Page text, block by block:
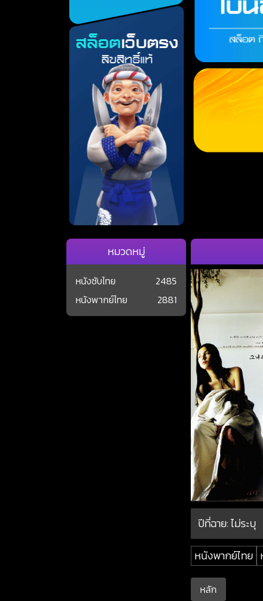
ปีที่ฉาย:ไม่ระบุ
หนังพากย์ไทย
หลัก
หมวดหมู่
หนังซับไทย
2485
หนังพากย์ไทย
2881